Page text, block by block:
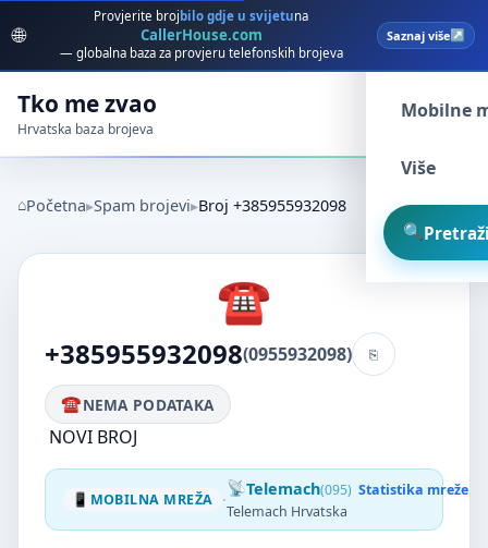
🌐
Provjerite broj bilo gdje u svijetuna
CallerHouse.com
— globalna baza za provjeru telefonskih brojeva
Saznaj više
Tko me zvao
Hrvatska baza brojeva
Spam
Mobilne
Više
Početna Spam brojevi Broj +385955932098
+385955932098(0955932098)
NEMA PODATAKA
NOVI BROJ
MOBILNA MREŽA · Telemach(095) Statistika mreže
Telemach Hrvatska